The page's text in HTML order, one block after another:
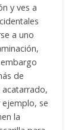
y ves a
a uno
de
rado,
se
la